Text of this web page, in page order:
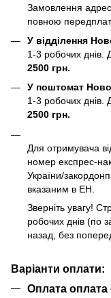
Замовлення
повною
У відділення
1-3 робочих днів.
2500 грн.
У поштомат
1-3 робочих днів.
2500 грн.
Для отримувача
номер експрес-
України/
вказаним в ЕН.
Зверніть увагу!
робочих днів (по
назад, без
Варіанти оплати:
Оплата